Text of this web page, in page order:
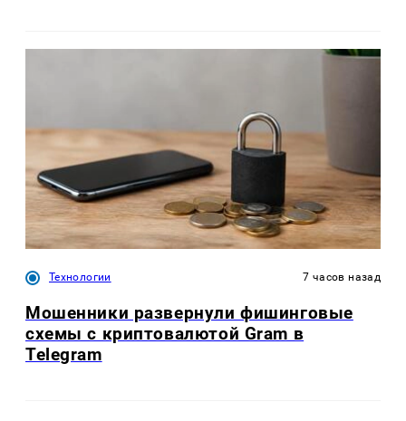
Технологии 7 часов назад
Мошенники развернули фишинговые
схемы с криптовалютой Gram в
Telegram